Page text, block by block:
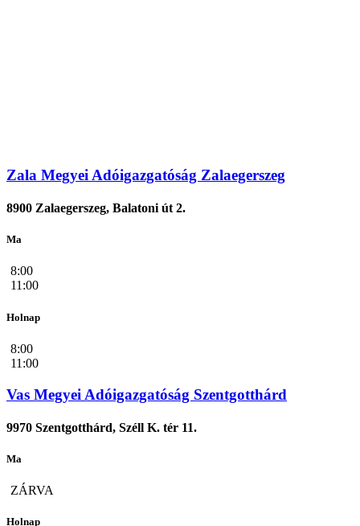
Zala Megyei Adóigazgatóság Zalaegerszeg
8900 Zalaegerszeg, Balatoni út 2.
Ma
8:00
11:00
Holnap
8:00
11:00
Vas Megyei Adóigazgatóság Szentgotthárd
9970 Szentgotthárd, Széll K. tér 11.
Ma
ZÁRVA
Holnap